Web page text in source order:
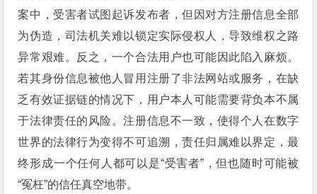
案中，受害者试图起诉发布者，但因对方注册信息全部
为伪造，司法机关难以锁定实际侵权人，导致维权之路
异常艰难。反之，一个合法用户也可能因此陷入麻烦。
若其身份信息被他人冒用注册了非法网站或服务，在缺
乏有效证据链的情况下，用户本人可能需要背负本不属
于法律责任的风险。注册信息不一致，使得个人在数字
世界的法律行为变得不可追溯，责任归属难以界定，最
终形成一个任何人都可以是“受害者”，但也随时可能被
“冤枉”的信任真空地带。